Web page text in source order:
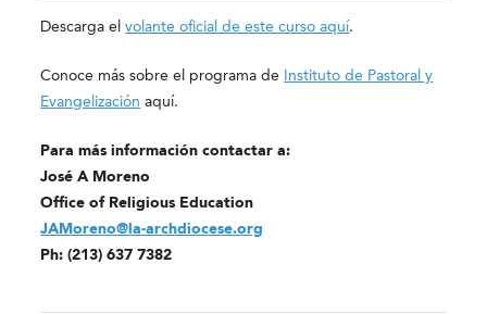
Descarga elvolante oficial de este curso aquí.
Conoce más sobre el programa de
Instituto de Pastoral y
Evangelización aquí.
Para más información contactar a:
José A Moreno
Office of Religious Education
JAMoreno@la-archdiocese.org
Ph: (213) 637 7382